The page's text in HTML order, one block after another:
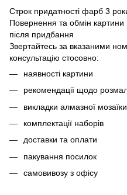
Строк придатності фарб 3
Повернення та обмін
після придбання
Звертайтесь за вказаними
консультацію стосовно:
наявності картини
рекомендації щодо
викладки алмазної мозаїки
комплектації наборів
доставки та оплати
пакування посилок
самовивозу з офісу